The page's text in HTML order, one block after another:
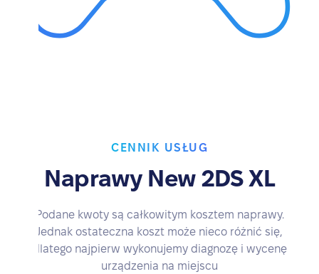
CENNIK USŁUG
Naprawy New 2DS XL
Podane kwoty są całkowitym kosztem naprawy.
Jednak ostateczna koszt może nieco różnić się,
dlatego najpierw wykonujemy diagnozę i wycenę
urządzenia na miejscu